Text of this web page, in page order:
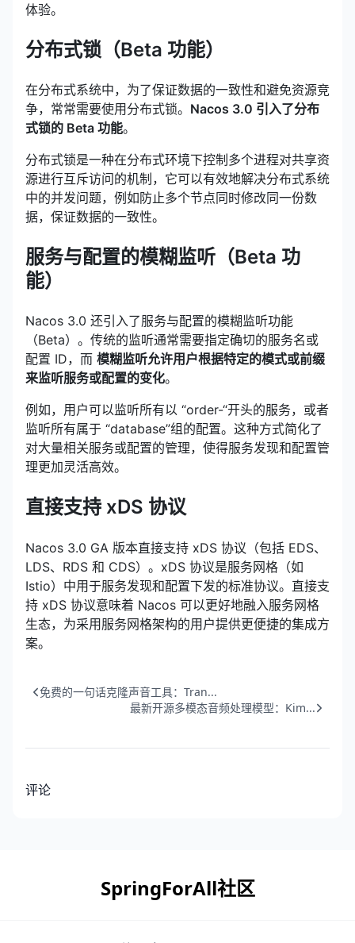
体验。
分布式锁（Beta 功能）
在分布式系统中，为了保证数据的一致性和避免资源竞
争，常常需要使用分布式锁。 Nacos 3.0 引入了分布
式锁的 Beta 功能。
分布式锁是一种在分布式环境下控制多个进程对共享资
源进行互斥访问的机制，它可以有效地解决分布式系统
中的并发问题，例如防止多个节点同时修改同一份数
据，保证数据的一致性。
服务与配置的模糊监听（Beta 功
能）
Nacos 3.0 还引入了服务与配置的模糊监听功能
（Beta）。传统的监听通常需要指定确切的服务名或
配置 ID，而 模糊监听允许用户根据特定的模式或前缀
来监听服务或配置的变化。
例如，用户可以监听所有以 “order-“开头的服务，或者
监听所有属于 “database”组的配置。这种方式简化了
对大量相关服务或配置的管理，使得服务发现和配置管
理更加灵活高效。
直接支持 xDS 协议
Nacos 3.0 GA 版本直接支持 xDS 协议（包括 EDS、
LDS、RDS 和 CDS）。xDS 协议是服务网格（如
Istio）中用于服务发现和配置下发的标准协议。直接支
持 xDS 协议意味着 Nacos 可以更好地融入服务网格
生态，为采用服务网格架构的用户提供更便捷的集成方
案。
免费的一句话克隆声音工具：Tran...
最新开源多模态音频处理模型：Kim...
评论
SpringForAll社区